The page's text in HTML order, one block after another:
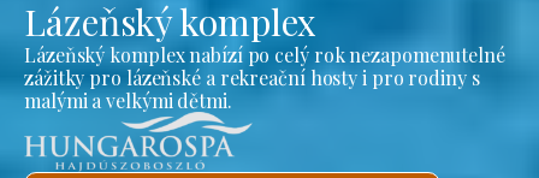
Lázeňský komplex
Lázeňský komplex nabízí po celý rok nezapomenutelné
zážitky pro lázeňské a rekreační hosty i pro rodiny s
malými a velkými dětmi.